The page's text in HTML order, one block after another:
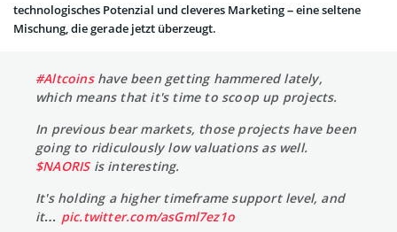
technologisches Potenzial und cleveres Marketing – eine seltene
Mischung, die gerade jetzt überzeugt.
#Altcoinshave been getting hammered lately,
which means that it's time to scoop up projects.
In previous bear markets, those projects have been
going to ridiculously low valuations as well.
$NAORISis interesting.
It's holding a higher timeframe support level, and
it… pic.twitter.com/asGml7ez1o